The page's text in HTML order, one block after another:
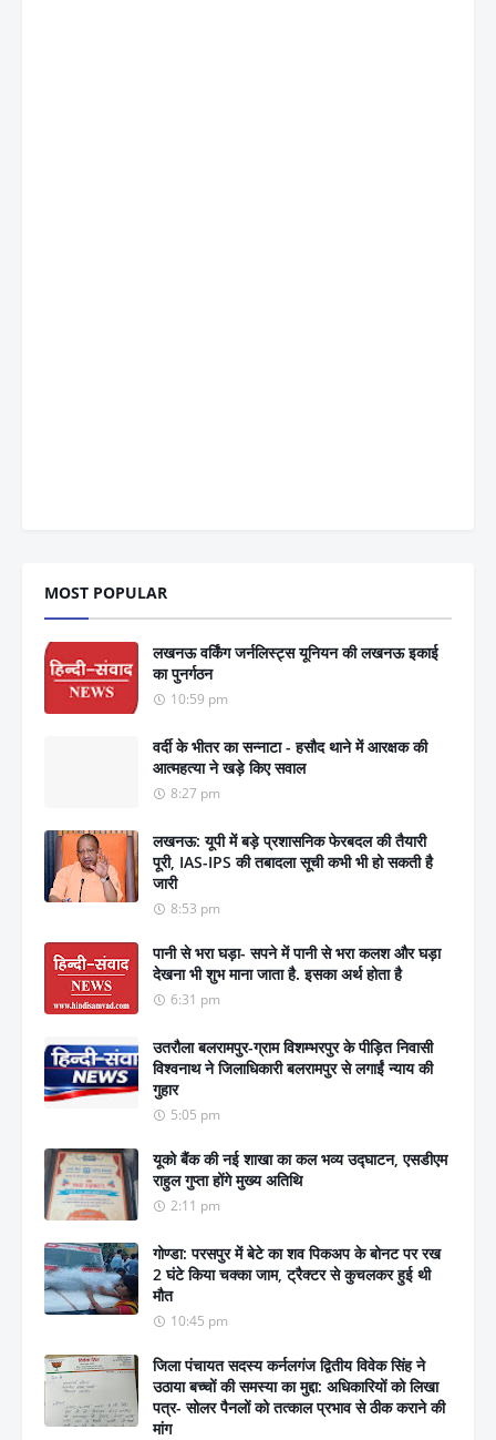
MOST POPULAR
लखनऊ वर्किंग जर्नलिस्ट्स यूनियन की लखनऊ इकाई
का पुनर्गठन
10:59 pm
वर्दी के भीतर का सन्नाटा - हसौद थाने में आरक्षक की
आत्महत्या ने खड़े किए सवाल
8:27 pm
लखनऊ: यूपी में बड़े प्रशासनिक फेरबदल की तैयारी
पूरी, IAS-IPS की तबादला सूची कभी भी हो सकती है
जारी
8:53 pm
पानी से भरा घड़ा- सपने में पानी से भरा कलश और घड़ा
देखना भी शुभ माना जाता है. इसका अर्थ होता है
6:31 pm
उतरौला बलरामपुर-ग्राम विशम्भरपुर के पीड़ित निवासी
विश्वनाथ ने जिलाधिकारी बलरामपुर से लगाईं न्याय की
गुहार
5:05 pm
यूको बैंक की नई शाखा का कल भव्य उद्घाटन, एसडीएम
राहुल गुप्ता होंगे मुख्य अतिथि
2:11 pm
गोण्डा: परसपुर में बेटे का शव पिकअप के बोनट पर रख
2 घंटे किया चक्का जाम, ट्रैक्टर से कुचलकर हुई थी
मौत
10:45 pm
जिला पंचायत सदस्य कर्नलगंज द्वितीय विवेक सिंह ने
उठाया बच्चों की समस्या का मुद्दा: अधिकारियों को लिखा
पत्र- सोलर पैनलों को तत्काल प्रभाव से ठीक कराने की
मांग